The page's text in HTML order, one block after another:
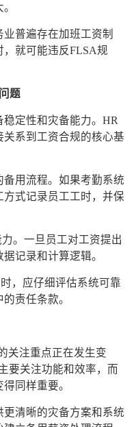
普遍存在加班工资制
就可能违反FLSA规
题
定性和灾备能力。HR
系到工资合规的核心基
用流程。如果考勤系统
式记录员工工时，并保
。一旦员工对工资提出
记录和计算逻辑。
，应仔细评估系统可靠
责任条款。
关注重点正在发生变
要关注功能和效率，而
同样重要。
清晰的灾备方案和系统